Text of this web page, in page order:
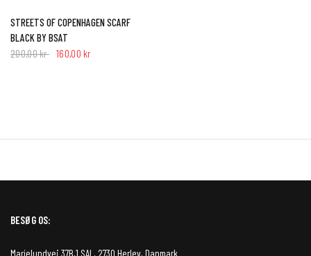
HURTIG VISNING
STREETS OF COPENHAGEN SCARF
BLACK BY BSAT
200,00 kr 160,00 kr
BESØG OS:
Marielundvej 37B,1.SAL, 2730 Herlev, Danmark